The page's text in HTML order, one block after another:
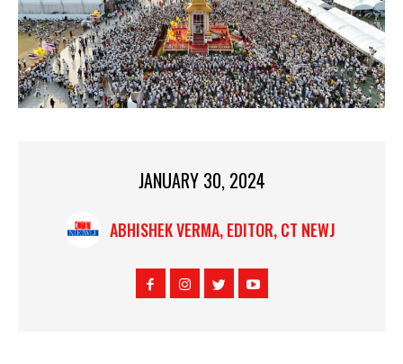
JANUARY 30, 2024
ABHISHEK VERMA, EDITOR, CT NEWJ